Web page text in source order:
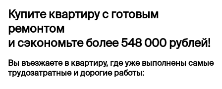
Купите квартиру с готовым
ремонтом
и сэкономьте более 548 000 рублей!
Вы въезжаете в квартиру, где уже выполнены самые
трудозатратные и дорогие работы: